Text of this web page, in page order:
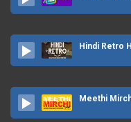
Hindi Retro
Meethi